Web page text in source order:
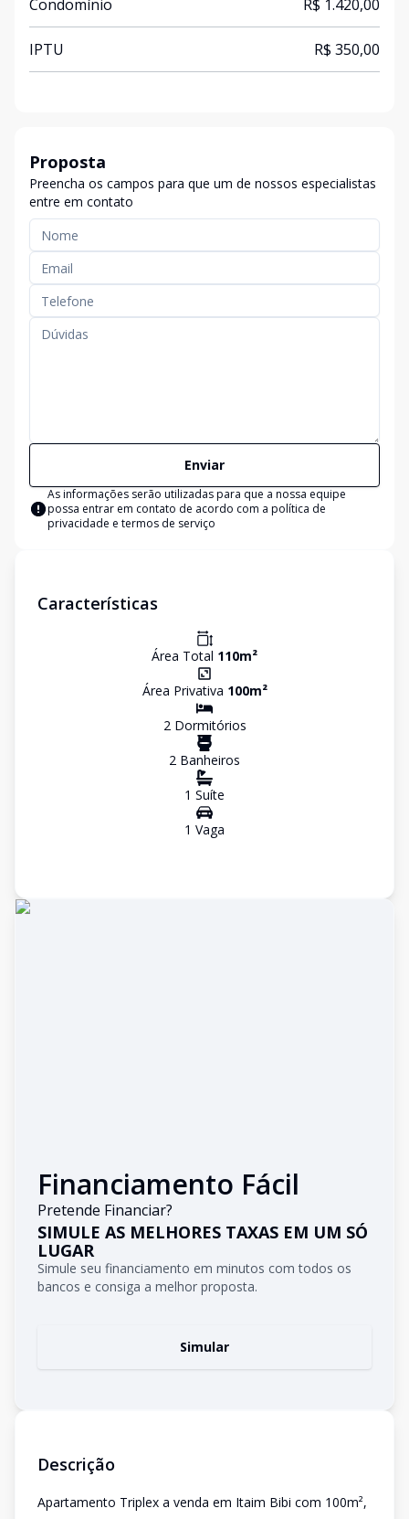
Condomínio R$ 1.420,00
IPTU R$ 350,00
Proposta
Preencha os campos para que um de nossos especialistas
entre em contato
Enviar
As informações serão utilizadas para que a nossa equipe
possa entrar em contato de acordo com a política de
privacidade e termos de serviço
Características
Área Total 110m²
Área Privativa 100m²
2Dormitórios
2 Banheiros
1 Suíte
1 Vaga
Financiamento Fácil
Pretende Financiar?
SIMULE AS MELHORES TAXAS EM UM SÓ
LUGAR
Simule seu financiamento em minutos com todos os
bancos e consiga a melhor proposta.
Simular
Descrição
Apartamento Triplex a venda em Itaim Bibi com 100m²,